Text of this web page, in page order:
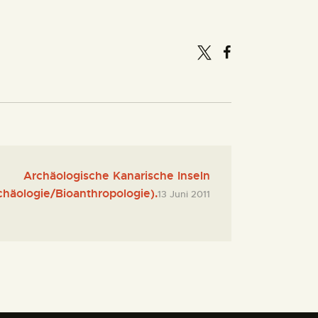
Archäologische Kanarische Inseln
Bioanthropologie).13 Juni 2011